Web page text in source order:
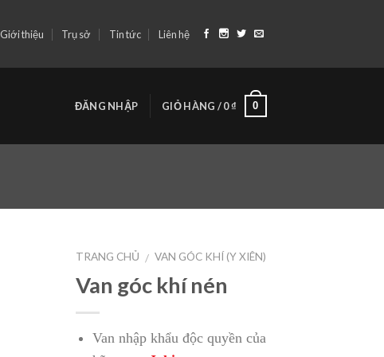
Giới thiệu Trụ sở Tin tức Liên hệ
ĐĂNG NHẬP GIỎ HÀNG /0₫ 0
TRANG CHỦ / VAN GÓC KHÍ (Y XIÊN)
Van góc khí nén
Van nhập khẩu độc quyền của